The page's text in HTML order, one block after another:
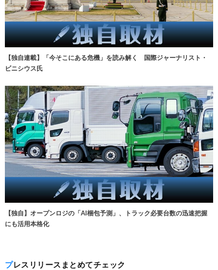
【独自連載】「今そこにある危機」を読み解く 国際ジャーナリスト・
ビニシウス氏
【独自】オープンロジの「AI梱包予測」、トラック必要台数の迅速把握
にも活用本格化
プレスリリースまとめてチェック